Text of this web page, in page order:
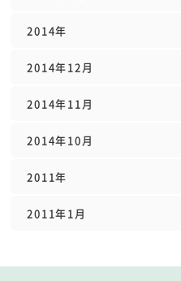
2014年
2014年12月
2014年11月
2014年10月
2011年
2011年1月